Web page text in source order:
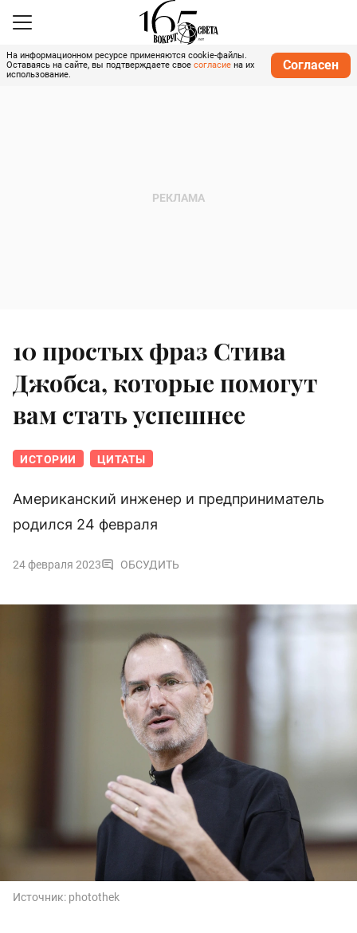
На информационном ресурсе применяются cookie-файлы.
Оставаясь на сайте, вы подтверждаете свое согласие на их
использование.
Согласен
10 простых фраз Стива
Джобса, которые помогут
вам стать успешнее
ИСТОРИИ ЦИТАТЫ
Американский инженер и предприниматель
родился 24 февраля
24 февраля 2023 ОБСУДИТЬ
Источник: photothek